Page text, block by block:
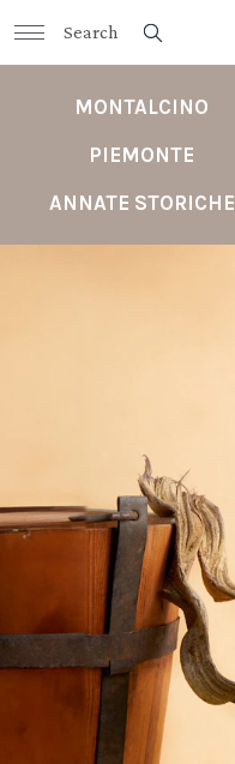
MONTALCINO
PIEMONTE
ANNATE STORICHE